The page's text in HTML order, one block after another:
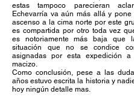
estas tampoco parecieran
Echevarría va aún más allá y pone
ascenso a la cima norte por este
es compartida por otro toda vez
es notoriamente más baja que
situación que no se condice
asignadas por esta expedición
macizo.
Como conclusión, pese a las
años estuvo escrita la historia y
hoy ningún detalle mas.